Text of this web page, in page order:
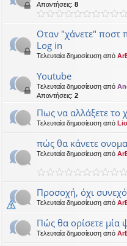
Απαντήσεις: 8
Οταν "χάνετε" ποστ
Log in
Τελευταία δημοσίευση από
Youtube
Τελευταία δημοσίευση από
Απαντήσεις: 2
Πως να αλλάξετε το
Τελευταία δημοσίευση από
πώς θα κάνετε
Τελευταία δημοσίευση από
Προσοχή, όχι
Τελευταία δημοσίευση από
Πώς θα ορίσετε μία
Τελευταία δημοσίευση από